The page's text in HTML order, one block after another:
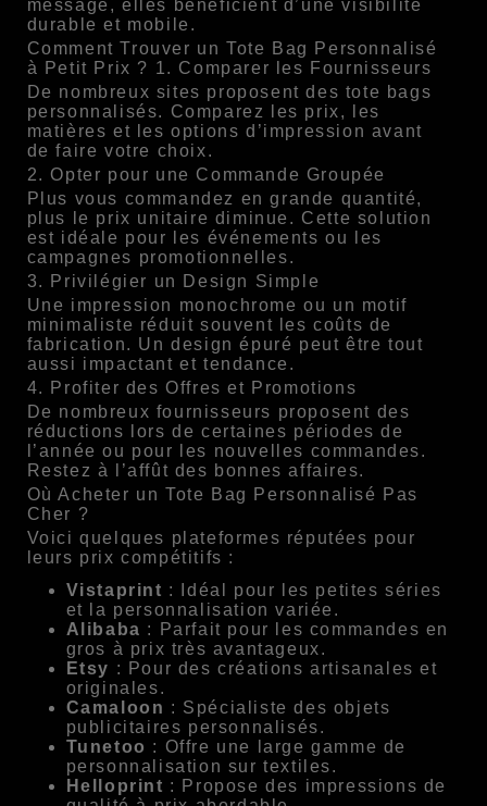
message, elles bénéficient d’une visibilité
durable et mobile.
Comment Trouver un Tote Bag Personnalisé
à Petit Prix ? 1. Comparer les Fournisseurs
De nombreux sites proposent des tote bags
personnalisés. Comparez les prix, les
matières et les options d’impression avant
de faire votre choix.
2. Opter pour une Commande Groupée
Plus vous commandez en grande quantité,
plus le prix unitaire diminue. Cette solution
est idéale pour les événements ou les
campagnes promotionnelles.
3. Privilégier un Design Simple
Une impression monochrome ou un motif
minimaliste réduit souvent les coûts de
fabrication. Un design épuré peut être tout
aussi impactant et tendance.
4. Profiter des Offres et Promotions
De nombreux fournisseurs proposent des
réductions lors de certaines périodes de
l’année ou pour les nouvelles commandes.
Restez à l’affût des bonnes affaires.
Où Acheter un Tote Bag Personnalisé Pas
Cher ?
Voici quelques plateformes réputées pour
leurs prix compétitifs :
Vistaprint : Idéal pour les petites séries
et la personnalisation variée.
Alibaba : Parfait pour les commandes en
gros à prix très avantageux.
Etsy : Pour des créations artisanales et
originales.
Camaloon : Spécialiste des objets
publicitaires personnalisés.
Tunetoo : Offre une large gamme de
personnalisation sur textiles.
Helloprint : Propose des impressions de